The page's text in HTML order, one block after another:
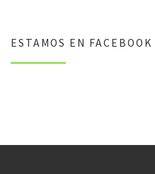
ESTAMOS EN FACEBOOK